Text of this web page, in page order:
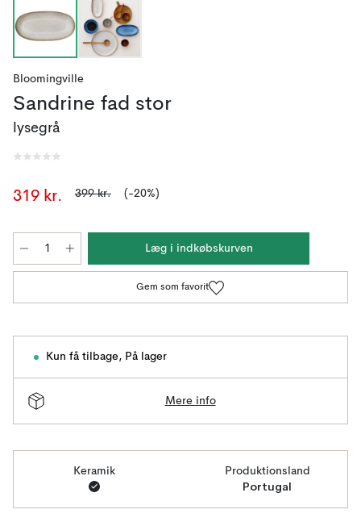
Bloomingville
Sandrine fad stor
lysegrå
319 kr. 399 kr. (-20%)
Læg i indkøbskurven
Gem som favorit
Kun få tilbage, På lager
Mere info
Keramik Produktionsland
Portugal